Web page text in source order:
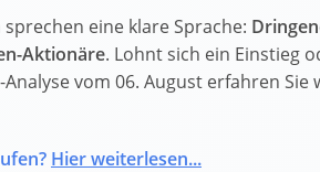
eine klare Sprache:
Aktionäre. Lohnt sich ein Einstieg
vom 06. August erfahren Sie
Hier weiterlesen...